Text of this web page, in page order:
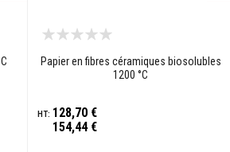
Papier en fibres céramiques biosolubles
1200 °C
154,44 €
128,70 €